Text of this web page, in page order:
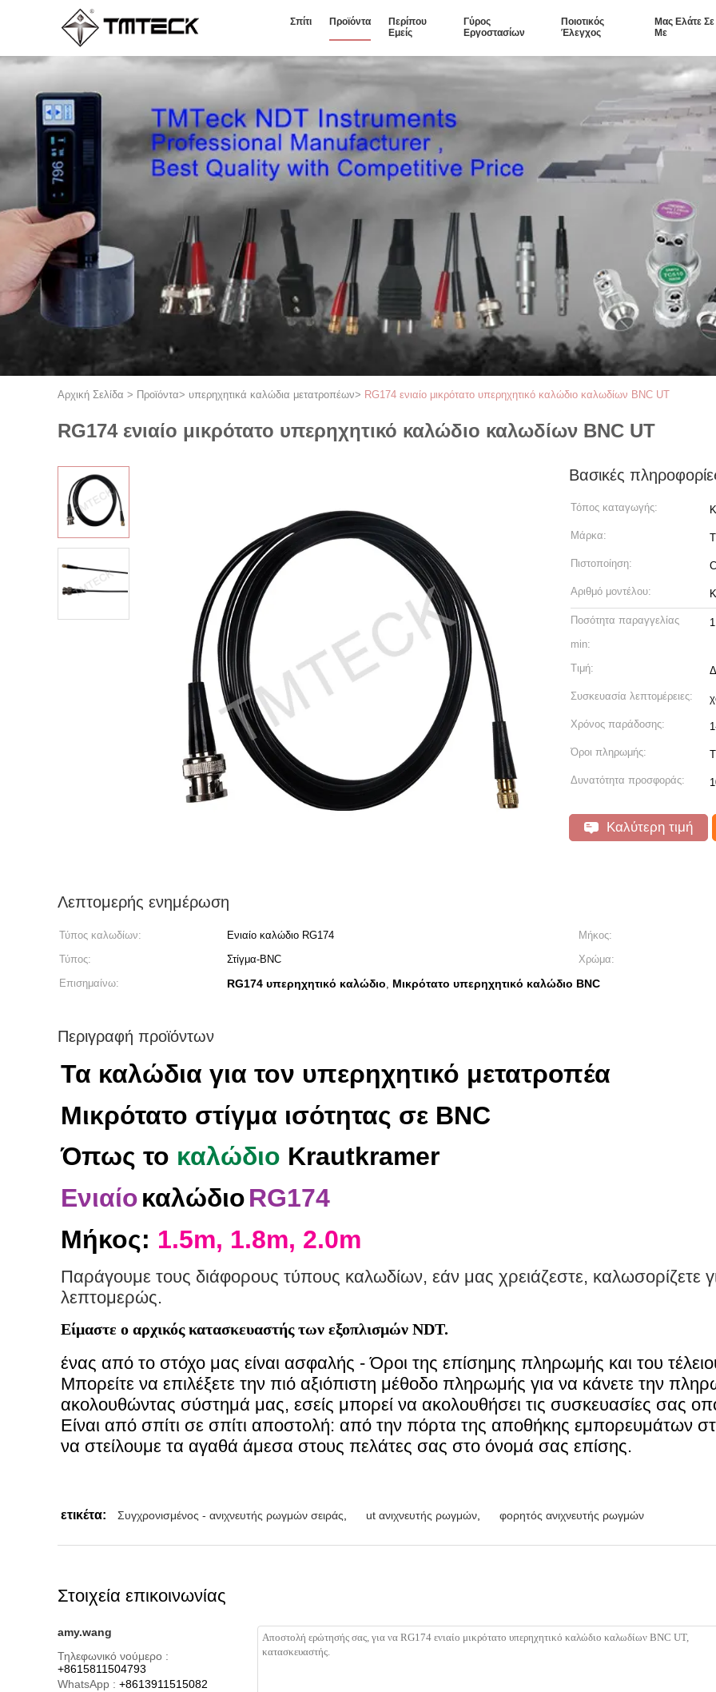
Σπίτι Προϊόντα
Περίπου
Εμείς
Γύρος
Εργοστασίων
Ποιοτικός
Έλεγχος
Μας Ελάτε
Με
Αρχική Σελίδα > Προϊόντα> υπερηχητικά καλώδια μετατροπέων> RG174 ενιαίο μικρότατο υπερηχητικό καλώδιο καλωδίων BNC UT
RG174 ενιαίο μικρότατο υπερηχητικό καλώδιο καλωδίων BNC UT
Βασικές
Τόπος καταγωγής:
Μάρκα:
Πιστοποίηση:
Αριθμό μοντέλου:
Ποσότητα παραγγελίας
min:
1
Τιμή:
Συσκευασία λεπτομέρειες:
Χρόνος παράδοσης:
Όροι πληρωμής:
Δυνατότητα προσφοράς:
Καλύτερη τιμή
Λεπτομερής ενημέρωση
Τύπος καλωδίων: Ενιαίο καλώδιο RG174
Μήκος:
Τύπος:
Στίγμα-BNC
Χρώμα:
Επισημαίνω:
RG174 υπερηχητικό καλώδιο, Μικρότατο υπερηχητικό καλώδιο BNC
Περιγραφή προϊόντων
Τα καλώδια για τον υπερηχητικό μετατροπέα
Μικρότατο στίγμα ισότητας σε BNC
Όπως το καλώδιο Krautkramer
ΕνιαίοκαλώδιοRG174
Μήκος: 1.5m, 1.8m, 2.0m
Παράγουμε τους διάφορους τύπους καλωδίων, εάν μας χρειάζεστε, καλωσορίζετε
λεπτομερώς.
Είμαστε ο αρχικός κατασκευαστής των εξοπλισμών NDT.
ένας από το στόχο μας είναι ασφαλής - Όροι της επίσημης πληρωμής και του
Μπορείτε να επιλέξετε την πιό αξιόπιστη μέθοδο πληρωμής για να κάνετε την
ακολουθώντας σύστημά μας, εσείς μπορεί να ακολουθήσει τις συσκευασίες σας
Είναι από σπίτι σε σπίτι αποστολή: από την πόρτα της αποθήκης εμπορευμάτων
να στείλουμε τα αγαθά άμεσα στους πελάτες σας στο όνομά σας επίσης.
ετικέτα: Συγχρονισμένος - ανιχνευτής ρωγμών σειράς ut ανιχνευτής ρωγμών φορητός ανιχνευτής ρωγμών
Στοιχεία επικοινωνίας
amy.wang
Τηλεφωνικό νούμερο :
+8615811504793
WhatsApp : +8613911515082